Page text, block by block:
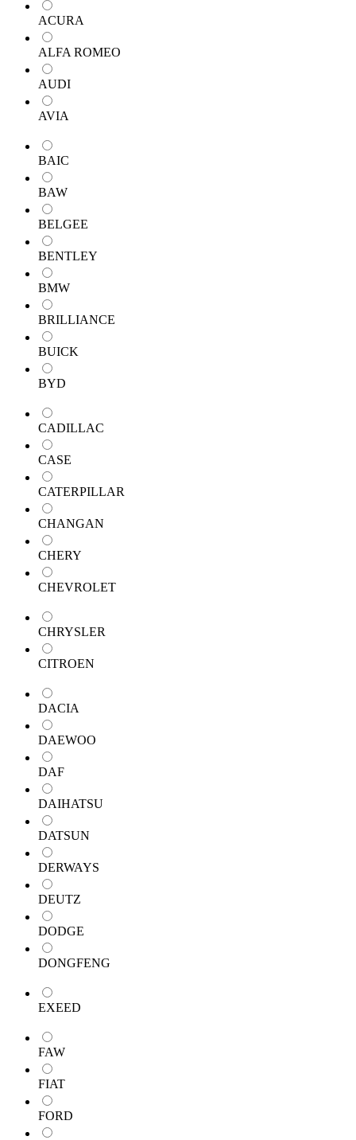
ACURA
ALFA ROMEO
AUDI
AVIA
BAIC
BAW
BELGEE
BENTLEY
BMW
BRILLIANCE
BUICK
BYD
CADILLAC
CASE
CATERPILLAR
CHANGAN
CHERY
CHEVROLET
CHRYSLER
CITROEN
DACIA
DAEWOO
DAF
DAIHATSU
DATSUN
DERWAYS
DEUTZ
DODGE
DONGFENG
EXEED
FAW
FIAT
FORD